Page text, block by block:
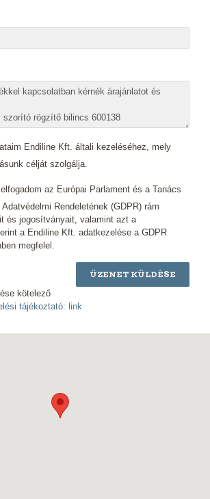
Endiline Kft. általi kezeléséhez, mely
célját szolgálja.
az Európai Parlament és a Tanács
Rendeletének (GDPR) rám
és jogosítványait, valamint azt a
a Endiline Kft. adatkezelése a GDPR
megfelel.
ÜZENET KÜLDÉSE
kötelező
tájékoztató: link